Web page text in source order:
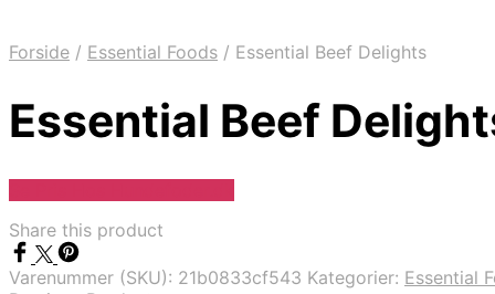
Forside / Essential Foods / Essential Beef Delights
Essential Beef
Share this product
Varenummer (SKU): 21b0833cf543 Kategorier: Essential